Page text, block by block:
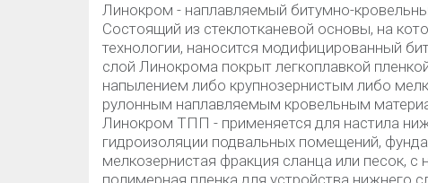
Линокром - наплавляемый битумно-
Состоящий из стеклотканевой основы, на
технологии, наносится модифицированный
слой Линокрома покрыт легкоплавкой
напылением либо крупнозернистым либо
рулонным наплавляемым кровельным
Линокром ТПП - применяется для настила
гидроизоляции подвальных помещений,
мелкозернистая фракция сланца или песок, с
полимерная пленка для устройства нижнего